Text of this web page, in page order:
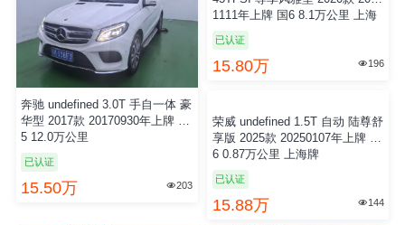
奔驰 undefined 3.0T 手自一体 豪
华型 2017款 20170930年上牌 欧
5 12.0万公里
已认证
15.50万 203
45TFSI 尊享风雅型 2020款 2020
1111年上牌 国6 8.1万公里 上海
牌
已认证
15.80万